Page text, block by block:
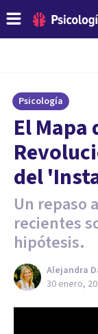
Psicología
El Mapa
del
Un repaso
recientes
hipótesis.
Alejandra
30 enero,